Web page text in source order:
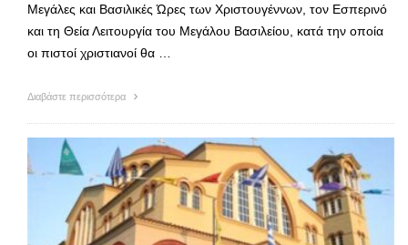
Μεγάλες και Βασιλικές Ώρες των Χριστουγέννων, τον Εσπερινό
και τη Θεία Λειτουργία του Μεγάλου Βασιλείου, κατά την οποία
οι πιστοί χριστιανοί θα …
Διαβάστε περισσότερα